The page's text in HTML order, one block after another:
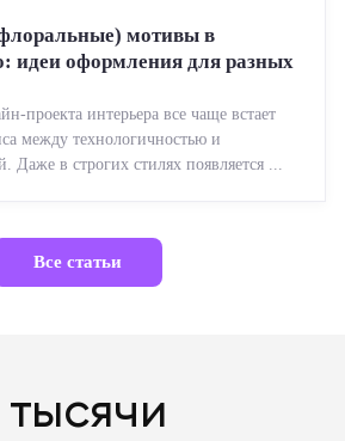
мотивы в
идеи оформления для разных
проекта интерьера все чаще встает
между технологичностью и
Даже в строгих стилях появляется ...
Все статьи